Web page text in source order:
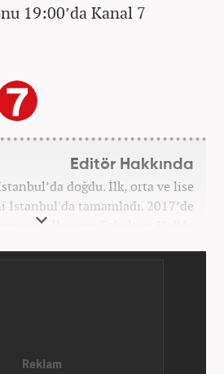
19:00’da Kanal 7
Editör Hakkında
doğdu. İlk, orta ve lise
İstanbul'da tamamladı. 2017’de
İletişim Fakültesi Halkla